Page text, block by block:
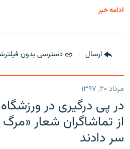
ادامه خبر
ارسال دسترسی بدون
مرداد ۲۰, ۱۳۹۷
در پی درگیری در
از تماشاگران شعار «مرگ
سر دادند